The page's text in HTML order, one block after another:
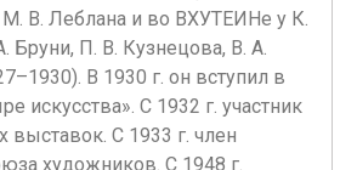
М. В. Леблана и во ВХУТЕИНе у К.
Бруни, П. В. Кузнецова, В. А.
В 1930 г. он вступил в
искусства». С 1932 г. участник
выставок. С 1933 г. член
художников. С 1948 г.